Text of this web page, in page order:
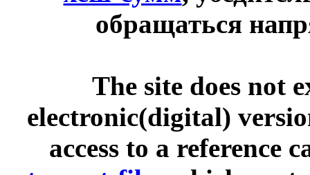
обращаться
The site does not
electronic(digital)
access to a reference